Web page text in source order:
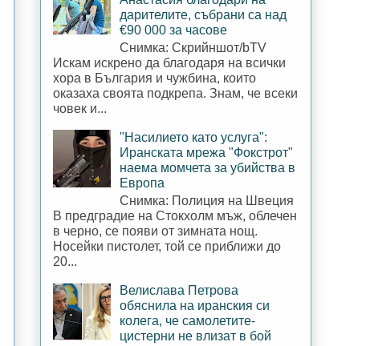
дарителите, събрани са над
€90 000 за часове
Снимка: Скрийншот/bTV
Искам искрено да благодаря на всички
хора в България и чужбина, които
оказаха своята подкрепа. Знам, че всеки
човек и...
"Насилието като услуга":
Иранската мрежа "Фокстрот"
наема момчета за убийства в
Европа
Снимка: Полиция на Швеция
В предградие на Стокхолм мъж, облечен
в черно, се появи от зимната нощ.
Носейки пистолет, той се приближи до
20...
Велислава Петрова
обяснила на иранския си
колега, че самолетите-
цистерни не влизат в бой